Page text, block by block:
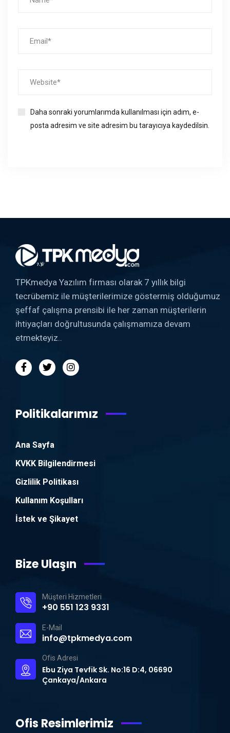
Daha sonraki yorumlarımda kullanılması için adım, e-
posta adresim ve site adresim bu tarayıcıya kaydedilsin.
TPKmedya Yazılım firması olarak 7 yıllık bilgi
tecrübemiz ile müşterilerimize göstermiş olduğumuz
şeffaf çalışma prensibi ile her zaman müşterilerin
ihtiyaçları doğrultusunda çalışmamıza devam
etmekteyiz..
Politikalarımız
Ana Sayfa
KVKK Bilgilendirmesi
Gizlilik Politikası
Kullanım Koşulları
İstek ve Şikayet
Bize Ulaşın
Müşteri Hizmetleri
+90 551 123 9331
E-Mail
info@tpkmedya.com
Ofis Adresi
Ebu Ziya Tevfik Sk. No:16 D:4, 06690
Çankaya/Ankara
Ofis Resimlerimiz